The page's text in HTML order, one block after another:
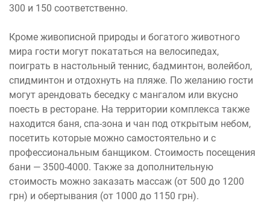
300 и 150 соответственно.
Кроме живописной природы и богатого животного
мира гости могут покататься на велосипедах,
поиграть в настольный теннис, бадминтон, волейбол,
спидминтон и отдохнуть на пляже. По желанию гости
могут арендовать беседку с мангалом или вкусно
поесть в ресторане. На территории комплекса также
находится баня, спа-зона и чан под открытым небом,
посетить которые можно самостоятельно и с
профессиональным банщиком. Стоимость посещения
бани — 3500-4000. Также за дополнительную
стоимость можно заказать массаж (от 500 до 1200
грн) и обертывания (от 1000 до 1150 грн).